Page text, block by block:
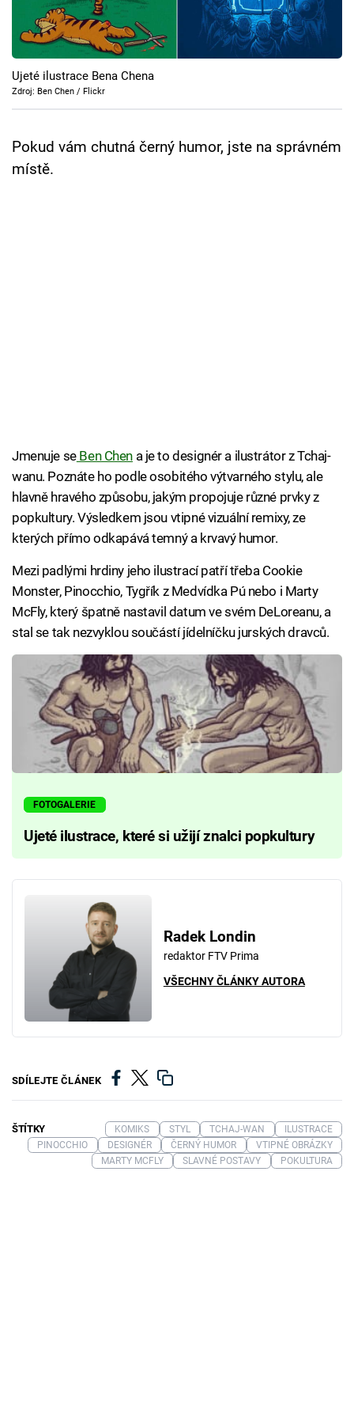
Cool Esport
Pořady
TV Program
Ujeté ilustrace Bena Chena
Zdroj: Ben Chen / Flickr
Pokud vám chutná černý humor, jste na správném
místě.
Jmenuje seBen Chena je to designér a ilustrátor z Tchaj-
wanu. Poznáte ho podle osobitého výtvarného stylu, ale
hlavně hravého způsobu, jakým propojuje různé prvky z
popkultury. Výsledkem jsou vtipné vizuální remixy, ze
kterých přímo odkapává temný a krvavý humor.
Mezi padlými hrdiny jeho ilustrací patří třeba Cookie
Monster, Pinocchio, Tygřík z Medvídka Pú nebo i Marty
McFly, který špatně nastavil datum ve svém DeLoreanu, a
stal se tak nezvyklou součástí jídelníčku jurských dravců.
FOTOGALERIE
Ujeté ilustrace, které si užijí znalci popkultury
Radek Londin
redaktor FTV Prima
VŠECHNY ČLÁNKY AUTORA
SDÍLEJTE ČLÁNEK
ŠTÍTKY KOMIKS STYL TCHAJ-WAN
ILUSTRACE
PINOCCHIO
DESIGNÉR ČERNÝ HUMOR
VTIPNÉ OBRÁZKY
MARTY MCFLY
SLAVNÉ POSTAVY POKULTURA